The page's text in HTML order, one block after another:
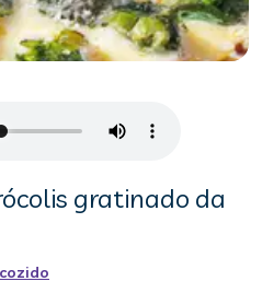
gratinado da